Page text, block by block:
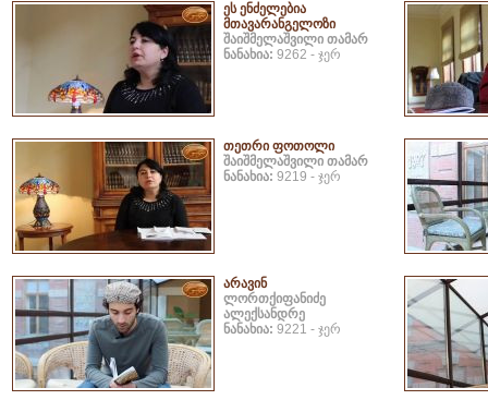
ეს ენძელებია
მთავარანგელოზი
შაიშმელაშვილი თამარ
ნანახია: 9262 - ჯერ
თეთრი ფოთოლი
შაიშმელაშვილი თამარ
ნანახია: 9219 - ჯერ
არავინ
ლორთქიფანიძე
ალექსანდრე
ნანახია: 9221 - ჯერ